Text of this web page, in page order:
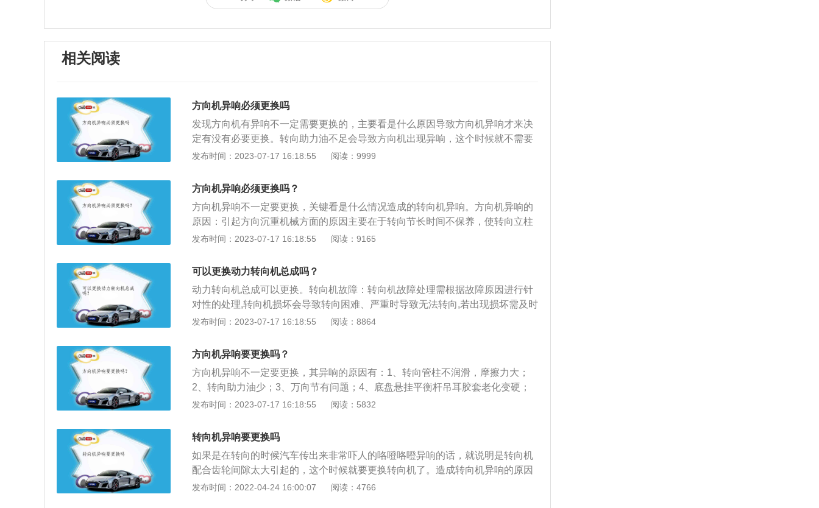
相关阅读
方向机异响必须更换吗
发现方向机有异响不一定需要更换的，主要看是什么原因导致方向机异响才来决
定有没有必要更换。转向助力油不足会导致方向机出现异响，这个时候就不需要
更换方向机，添加转向助力油就可以解决问题了。转向助力油过脏也会引起，更
更换新的方向机了。方向机坏了继续开有没有危险主要是根据方向机怎么坏了来
决定的。如果方向机是因为漏油或者渗油坏了的话，继续行驶是没有危险的，就
会对方向助力泵造成磨损，并且会在转向的时候感觉到方向盘很重。如果方向机
坏了的原因是内外球头出现脱落，那这个时候是不能够继续开的了，继续开会有
危险的。需要打电话让拖车拉到附近的4s店找专业的人员进行维修。
发布时间：2023-07-17 16:18:55 阅读：9999
方向机异响必须更换吗？
方向机异响不一定要更换，关键看是什么情况造成的转向机异响。方向机异响的
原因：引起方向沉重机械方面的原因主要在于转向节长时间不保养，使转向立柱
和衬套严重缺油、磨损甚至烧蚀，都会引起方向沉重。因此在保养时，必须向转
间隙过大，需要更换转向机。汽车方向机的作用：方向机的作用是在方向盘转动
幅度与轮胎成比例的转动幅度的前提下减小方向盘控制力；用来改变或维持汽车
行驶或倒车方向的一系列装置被称为汽车转向系统（转向系统）。
发布时间：2023-07-17 16:18:55 阅读：9165
可以更换动力转向机总成吗？
动力转向机总成可以更换。转向机故障：转向机故障处理需根据故障原因进行针
对性的处理,转向机损坏会导致转向困难、严重时导致无法转向,若出现损坏需及时
进行更换。转向机损坏故障:车辆跑偏:如果在车辆轮胎胎压正常、道路情况平坦的
响；汽车在转弯时出现异响,或者在原地打方向时有”咯噔咯噔”的声音,一般就是汽
车的转向机或者轮胎出现故障;方向盘回位困难:如果车辆方向盘在回位时速度过
慢,或者不能自动回位,就说明汽车的转向机损坏。
发布时间：2023-07-17 16:18:55 阅读：8864
方向机异响要更换吗？
方向机异响不一定要更换，其异响的原因有：1、转向管柱不润滑，摩擦力大；
2、转向助力油少；3、万向节有问题；4、底盘悬挂平衡杆吊耳胶套老化变硬；
5、平面轴承损坏。方向机又称转向器，是汽车用于转向功能的重要的零件，也
力和改变力的传递方向。方向机根据结构特点不同可分为：1、齿轮齿条式转向
器；2、循环球式转向器；3、蜗杆滚轮式转向器；4、蜗杆指销式转向器。
发布时间：2023-07-17 16:18:55 阅读：5832
转向机异响要更换吗
如果是在转向的时候汽车传出来非常吓人的咯噔咯噔异响的话，就说明是转向机
配合齿轮间隙太大引起的，这个时候就要更换转向机了。造成转向机异响的原因
有好几种，如果出现的是比较大的咯噔声就要更换，如果不是的话，就要分情况
发布时间：2022-04-24 16:00:07 阅读：4766